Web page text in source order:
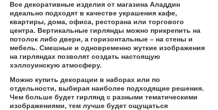
Все декоративные изделия от магазина Аладдин
идеально подходят в качестве украшения кафе,
квартиры, дома, офиса, ресторана или торгового
центра. Вертикальные гирлянды можно прикрепить на
потолок либо двери, а горизонтальные – на стены и
мебель. Смешные и одновременно жуткие изображения
на гирляндах позволят создать настоящую
хэллоуинскую атмосферу.
Можно купить декорации в наборах или по
отдельности, выбирая наиболее подходящие решения.
Чем больше будет гирлянд с разными тематическими
изображениями, тем лучше будет ощущаться